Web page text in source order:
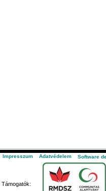
Impresszum Adatvédelem Software
Támogatók: